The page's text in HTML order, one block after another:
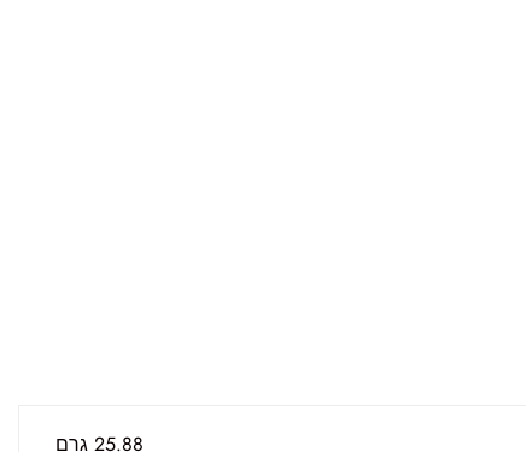
25.88 גרם